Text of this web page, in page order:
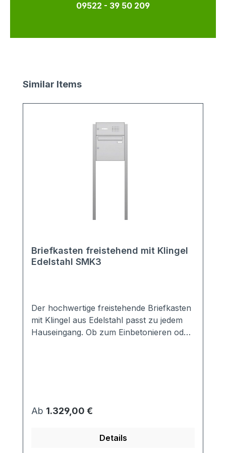
09522 - 39 50 209
Produktgalerie überspringen
Similar Items
Briefkasten freistehend mit Klingel
Edelstahl SMK3
Der hochwertige freistehende Briefkasten
mit Klingel aus Edelstahl passt zu jedem
Hauseingang. Ob zum Einbetonieren oder
einen Hauseingang notwendig ist.
Aufgrund der großen Anzahl an
die Gegensprechanlage bauseits zu
Regulärer Preis:
Ab 1.329,00 €
Details